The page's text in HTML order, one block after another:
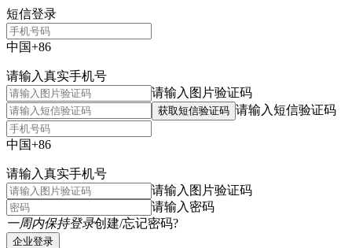
短信登录
中国+86
请输入真实手机号
请输入图片验证码
获取短信验证码 请输入短信验证码
中国+86
请输入真实手机号
请输入图片验证码
请输入密码
一周内保持登录创建/忘记密码?
企业登录